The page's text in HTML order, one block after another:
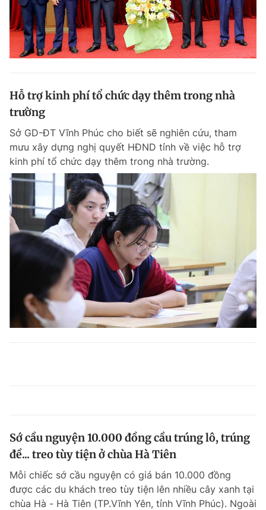
Hỗ trợ kinh phí tổ chức dạy thêm trong nhà
trường
Sở GD-ĐT Vĩnh Phúc cho biết sẽ nghiên cứu, tham
mưu xây dựng nghị quyết HĐND tỉnh về việc hỗ trợ
kinh phí tổ chức dạy thêm trong nhà trường.
Sớ cầu nguyện 10.000 đồng cầu trúng lô, trúng
đề... treo tùy tiện ở chùa Hà Tiên
Mỗi chiếc sớ cầu nguyện có giá bán 10.000 đồng
được các du khách treo tùy tiện lên nhiều cây xanh tại
chùa Hà - Hà Tiên (TP.Vĩnh Yên, tỉnh Vĩnh Phúc). Ngoài